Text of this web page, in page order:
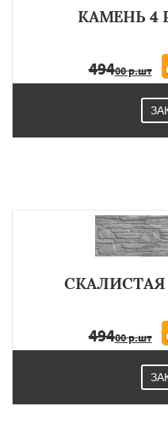
КАМЕНЬ 4
49400 р.шт
СКАЛИСТАЯ
49400 р.шт